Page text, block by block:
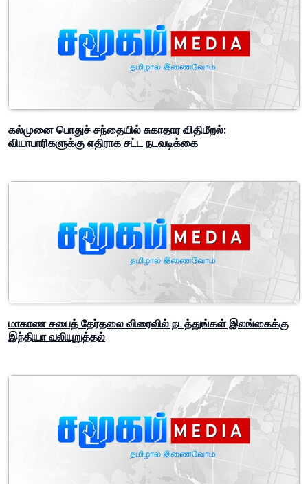
கல்முனை பொதுச் சந்தையில் சுகாதார விதிமீறல்:
வியாபாரிகளுக்கு எதிராக சட்ட நடவடிக்கை
மாகாண சபைத் தேர்தலை விரைவில் நடத்துங்கள் இலங்கைக்கு
இந்தியா வலியுறுத்தல்